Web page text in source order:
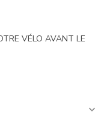
VÉLO AVANT LE